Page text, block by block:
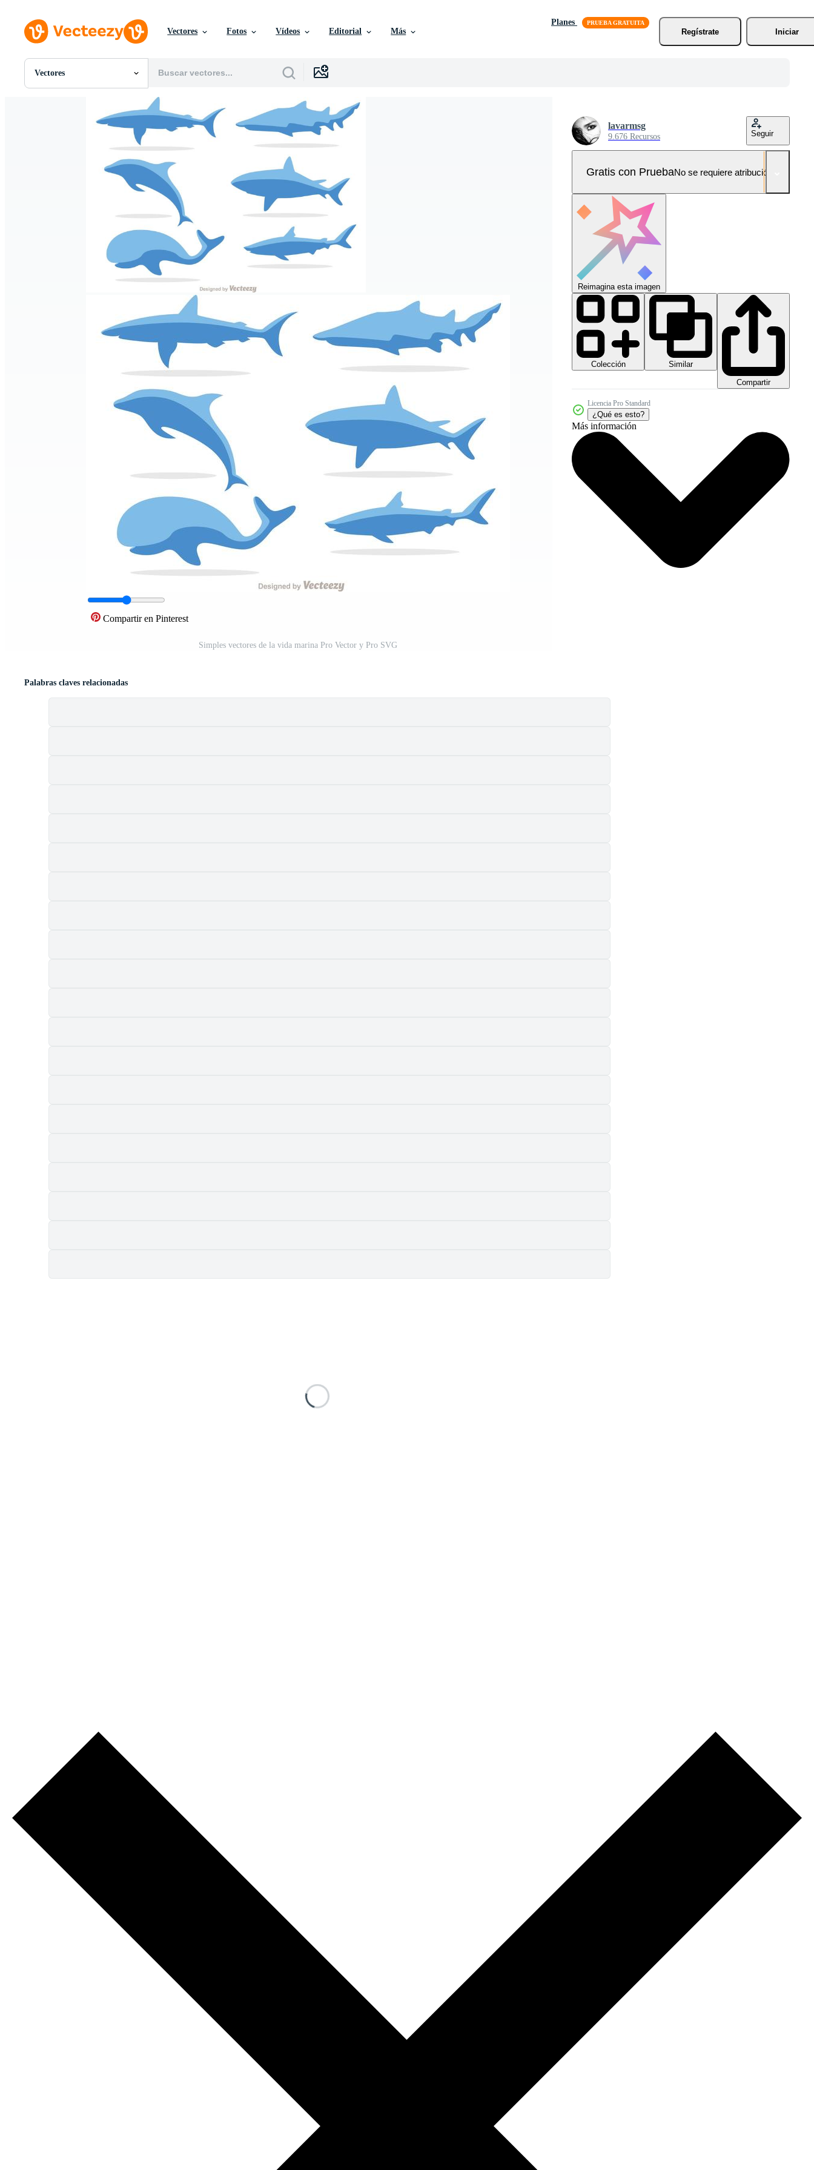
Vectores Fotos Vídeos Editorial Más
Planes
Regístrate
Iniciar
Vectores
Todas Imágenes
Gráficos en Movimiento
Compartir en Pinterest
Simples vectores de la vida marina Pro Vector y Pro SVG
lavarmsg
9.676 Recursos Seguir
Gratis con PruebaNo se requiere atribución!
Reimagina esta imagen
Colección
Similar
Compartir
Licencia Pro Standard
¿Qué es esto?
Más información
Palabras claves relacionadas